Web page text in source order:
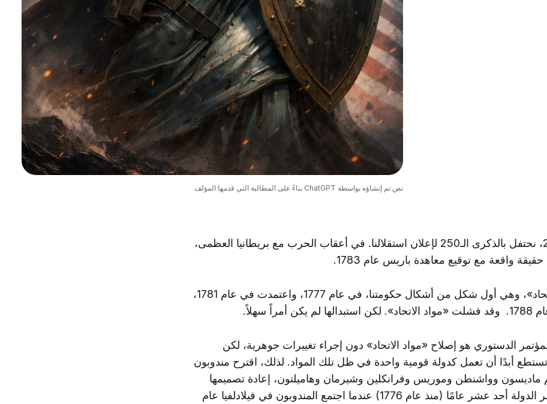
نص تم إنشاؤه بواسطة ChatGPT بناءً على المطالبة التي قدمها المؤلف
في 4 يوليو 2026، نحتفل بالذكرى الـ250 لإعلان استقلالنا. في أعقاب الحرب مع بريطانيا العظمى،
واقعة مع توقيع معاهدة باريس عام 1783.
صيغت «مواد الاتحاد»، وهي أول شكل من أشكال حكومتنا، في عام 1777، واعتمدت في عام 1781،
سهلاً.
الدستوري هو إصلاح «مواد الاتحاد» دون إجراء تغييرات جوهرية، لكن
أبدًا أن تعمل كدولة قومية واحدة في ظل تلك المواد. لذلك، اقترح مندوبون
ماديسون وواشنطن وموريس وفرانكلين وشيرمان وهاميلتون، إعادة تصميمها
بالكامل. كان عمر الدولة أحد عشر عامًا (منذ عام 1776) عندما اجتمع المندوبون في فيلادلفيا عام